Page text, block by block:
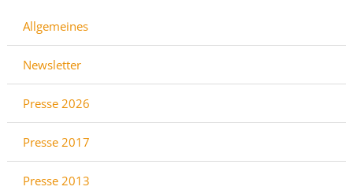
Allgemeines
Newsletter
Presse 2026
Presse 2017
Presse 2013